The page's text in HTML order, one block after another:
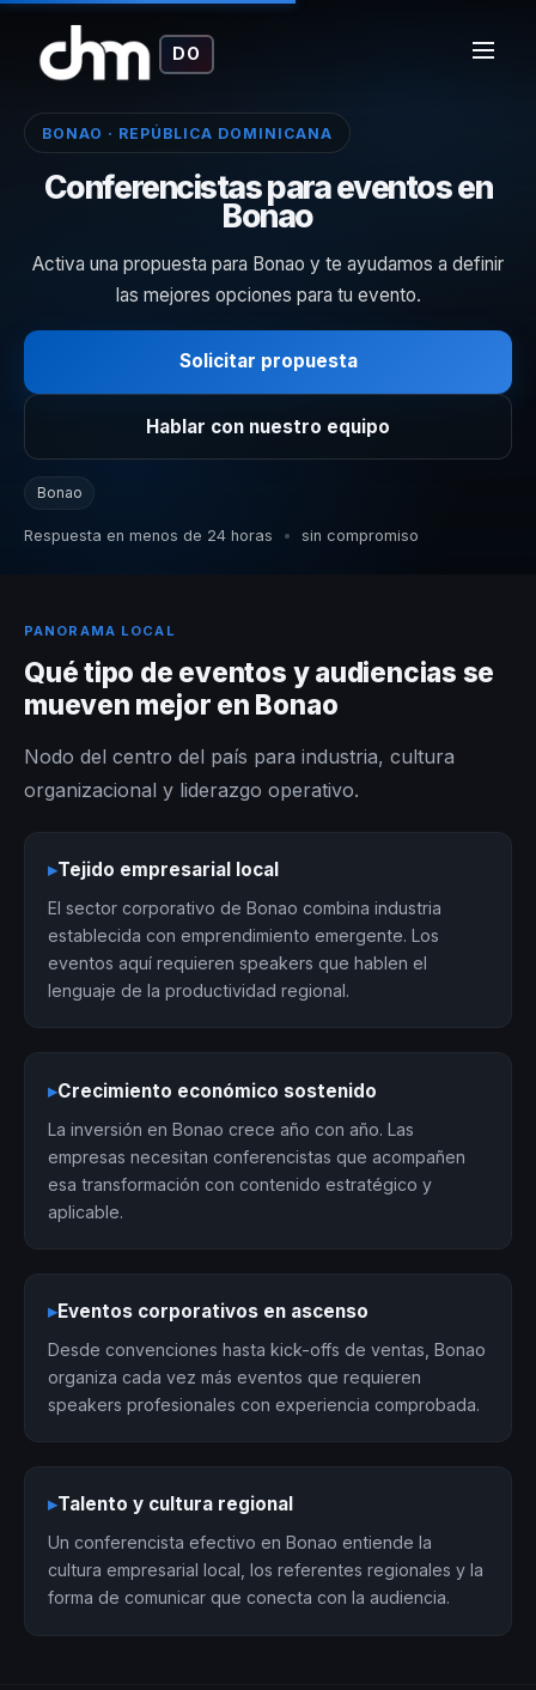
DO
BONAO · REPÚBLICA DOMINICANA
Conferencistas para eventos en
Bonao
Activa una propuesta para Bonao y te ayudamos a definir
las mejores opciones para tu evento.
Solicitar propuesta
Hablar con nuestro equipo
Bonao
Respuesta en menos de 24 horas • sin compromiso
PANORAMA LOCAL
Qué tipo de eventos y audiencias se
mueven mejor en Bonao
Nodo del centro del país para industria, cultura
organizacional y liderazgo operativo.
▸Tejido empresarial local
El sector corporativo de Bonao combina industria
establecida con emprendimiento emergente. Los
eventos aquí requieren speakers que hablen el
lenguaje de la productividad regional.
▸Crecimiento económico sostenido
La inversión en Bonao crece año con año. Las
empresas necesitan conferencistas que acompañen
esa transformación con contenido estratégico y
aplicable.
▸Eventos corporativos en ascenso
Desde convenciones hasta kick-offs de ventas, Bonao
organiza cada vez más eventos que requieren
speakers profesionales con experiencia comprobada.
▸Talento y cultura regional
Un conferencista efectivo en Bonao entiende la
cultura empresarial local, los referentes regionales y la
forma de comunicar que conecta con la audiencia.